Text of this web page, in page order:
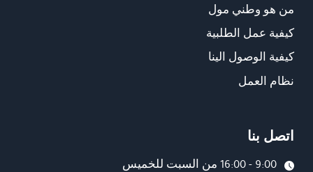
من هو وطني مول
كيفية عمل الطلبية
كيفية الوصول الينا
نظام العمل
اتصل بنا
9:00 - 16:00 من السبت للخميس